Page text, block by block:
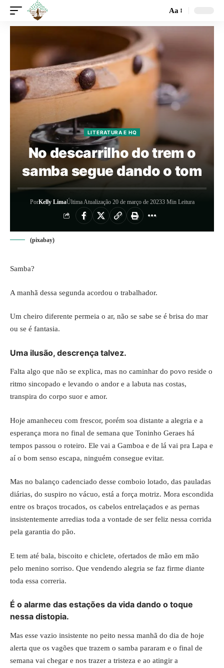
Aa
LITERATURA E HQ
No descarrilho do trem o
samba segue dando o tom
PorKelly LimaÚltima Atualização 20 de março de 20233 Min Leitura
(pixabay)
Samba?
A manhã dessa segunda acordou o trabalhador.
Um cheiro diferente permeia o ar, não se sabe se é brisa do mar
ou se é fantasia.
Uma ilusão, descrença talvez.
Falta algo que não se explica, mas no caminhar do povo reside o
ritmo sincopado e levando o andor e a labuta nas costas,
transpira do corpo suor e amor.
Hoje amanheceu com frescor, porém soa distante a alegria e a
esperança mora no final de semana que Toninho Geraes há
tempos passou o roteiro. Ele vai a Gamboa e de lá vai pra Lapa e
aí o bom senso escapa, ninguém consegue evitar.
Mas no balanço cadenciado desse comboio lotado, das pauladas
diárias, do suspiro no vácuo, está a força motriz. Mora escondida
entre os braços trocados, os cabelos entrelaçados e as pernas
insistentemente arredias toda a vontade de ser feliz nessa corrida
pela garantia do pão.
E tem até bala, biscoito e chiclete, ofertados de mão em mão
pelo menino sorriso. Que vendendo alegria se faz firme diante
toda essa correria.
É o alarme das estações da vida dando o toque
nessa distopia.
Mas esse vazio insistente no peito nessa manhã do dia de hoje
alerta que os vagões que trazem o samba pararam e o final de
semana vai chegar e nos trazer a tristeza e ao atingir a